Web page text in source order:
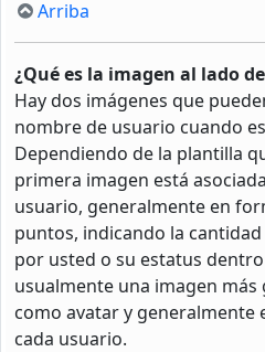
Arriba
¿Qué es la imagen al lado
Hay dos imágenes que
nombre de usuario cuando
Dependiendo de la plantilla
primera imagen está
usuario, generalmente en
puntos, indicando la
por usted o su estatus
usualmente una imagen más
como avatar y generalmente
cada usuario.